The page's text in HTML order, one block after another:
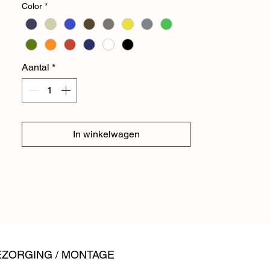
verschillende ruimtes te gebruiken en
tentoon te stellen. Dit model wordt
standaard geleverd met een klep die
horizontaal opent.
Wilt u de producten van USM liever eerst
in het écht zien? Kom dan gerust langs in
Color *
Aantal *
In winkelwagen
/ MONTAGE